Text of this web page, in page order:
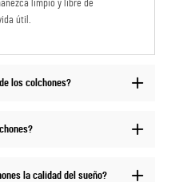
limpio y libre de
útil.
los colchones?
la calidad del sueño?